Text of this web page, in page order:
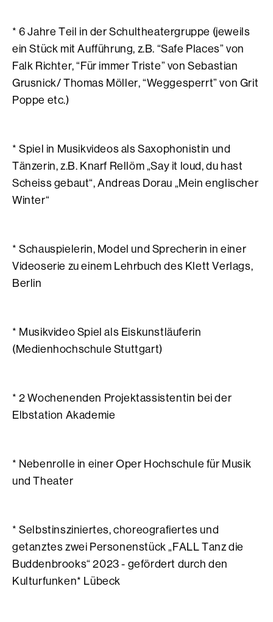
* 6 Jahre Teil in der Schultheatergruppe (jeweils
ein Stück mit Aufführung, z.B. “Safe Places” von
Falk Richter, “Für immer Triste” von Sebastian
Grusnick/ Thomas Möller, “Weggesperrt” von Grit
Poppe etc.)
* Spiel in Musikvideos als Saxophonistin und
Tänzerin, z.B. Knarf Rellöm „Say it loud, du hast
Scheiss gebaut“, Andreas Dorau „Mein englischer
Winter“
* Schauspielerin, Model und Sprecherin in einer
Videoserie zu einem Lehrbuch des Klett Verlags,
Berlin
* Musikvideo Spiel als Eiskunstläuferin
(Medienhochschule Stuttgart)
* 2 Wochenenden Projektassistentin bei der
Elbstation Akademie
* Nebenrolle in einer Oper Hochschule für Musik
und Theater
* Selbstinsziniertes, choreografiertes und
getanztes zwei Personenstück „FALL Tanz die
Buddenbrooks“ 2023 - gefördert durch den
Kulturfunken* Lübeck